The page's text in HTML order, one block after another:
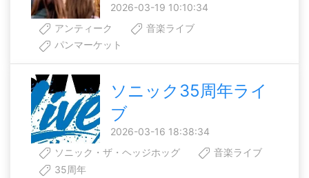
2026-03-19 10:10:34
アンティーク
音楽ライブ
パンマーケット
ソニック35周年ライ
ブ
2026-03-16 18:38:34
ソニック・ザ・ヘッジホッグ
音楽ライブ
35周年